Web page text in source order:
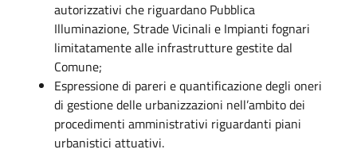
autorizzativi che riguardano Pubblica
Illuminazione, Strade Vicinali e Impianti fognari
limitatamente alle infrastrutture gestite dal
Comune;
Espressione di pareri e quantificazione degli oneri
di gestione delle urbanizzazioni nell’ambito dei
procedimenti amministrativi riguardanti piani
urbanistici attuativi.